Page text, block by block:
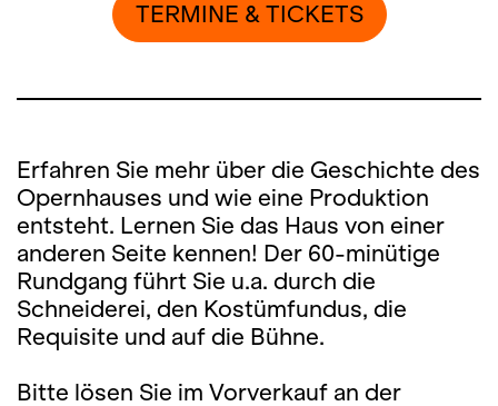
TERMINE & TICKETS
Erfahren Sie mehr über die Geschichte des
Opernhauses und wie eine Produktion
entsteht. Lernen Sie das Haus von einer
anderen Seite kennen! Der 60-minütige
Rundgang führt Sie u.a. durch die
Schneiderei, den Kostümfundus, die
Requisite und auf die Bühne.
Bitte lösen Sie im Vorverkauf an der